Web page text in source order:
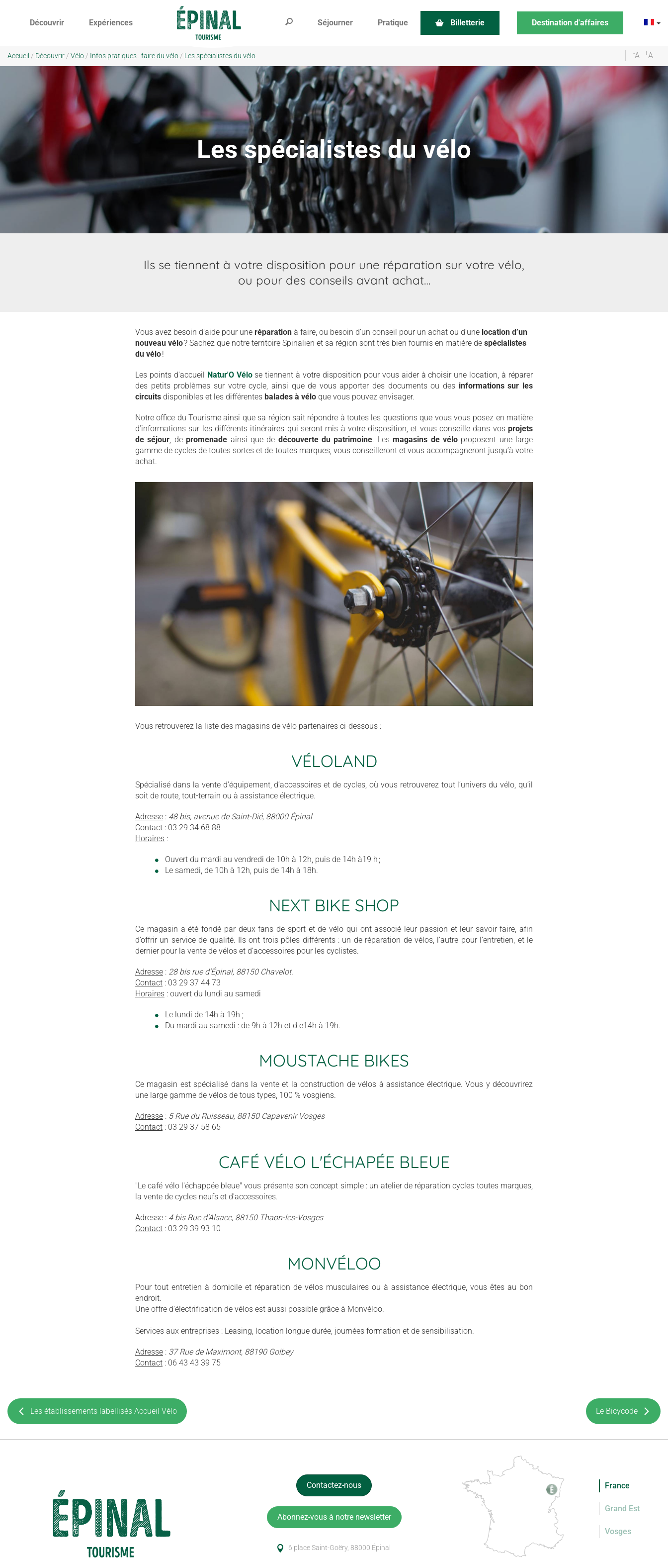
Découvrir Expériences Séjourner Pratique Billetterie Destination d'affaires
Accueil / Découvrir / Vélo / Infos pratiques : faire du vélo / Les spécialistes du vélo -A +A
Les spécialistes du vélo
Ils se tiennent à votre disposition pour une réparation sur votre vélo,
ou pour des conseils avant achat…
Vous avez besoin d’aide pour une réparation à faire, ou besoin d’un conseil pour un achat ou d’une location d’un
nouveau vélo? Sachez que notre territoire Spinalien et sa région sont très bien fournis en matière de spécialistes
du vélo!
Les points d'accueil Natur'O Vélose tiennent à votre disposition pour vous aider à choisir une location, à réparer
des petits problèmes sur votre cycle, ainsi que de vous apporter des documents ou des informations sur les
circuits disponibles et les différentes balades à vélo que vous pouvez envisager.
Notre office du Tourisme ainsi que sa région sait répondre à toutes les questions que vous vous posez en matière
d’informations sur les différents itinéraires qui seront mis à votre disposition, et vous conseille dans vos projets
de séjour, depromenade ainsi que de découverte du patrimoine. Lesmagasins de vélo proposent une large
gamme de cycles de toutes sortes et de toutes marques, vous conseilleront et vous accompagneront jusqu’à votre
achat.
Vous retrouverez la liste des magasins de vélo partenaires ci-dessous :
VÉLOLAND
Spécialisé dans la vente d’équipement, d’accessoires et de cycles, où vous retrouverez tout l’univers du vélo, qu’il
soit de route, tout-terrain ou à assistance électrique.
Adresse : 48 bis, avenue de Saint-Dié, 88000 Épinal
Contact : 03 29 34 68 88
Horaires :
Ouvert du mardi au vendredi de 10h à 12h, puis de 14h à19 h ;
Le samedi, de 10h à 12h, puis de 14h à 18h.
NEXT BIKE SHOP
Ce magasin a été fondé par deux fans de sport et de vélo qui ont associé leur passion et leur savoir-faire, afin
d’offrir un service de qualité. Ils ont trois pôles différents : un de réparation de vélos, l’autre pour l’entretien, et le
dernier pour la vente de vélos et d’accessoires pour les cyclistes.
Adresse : 28 bis rue d’Épinal, 88150 Chavelot.
Contact : 03 29 37 44 73
Horaires : ouvert du lundi au samedi
Le lundi de 14h à 19h ;
Du mardi au samedi : de 9h à 12h et d e14h à 19h.
MOUSTACHE BIKES
Ce magasin est spécialisé dans la vente et la construction de vélos à assistance électrique. Vous y découvrirez
une large gamme de vélos de tous types, 100 % vosgiens.
Adresse : 5 Rue du Ruisseau, 88150 Capavenir Vosges
Contact : 03 29 37 58 65
CAFÉ VÉLO L'ÉCHAPÉE BLEUE
"Le café vélo l'échappée bleue" vous présente son concept simple : un atelier de réparation cycles toutes marques,
la vente de cycles neufs et d'accessoires.
Adresse : 4 bis Rue d'Alsace, 88150 Thaon-les-Vosges
Contact : 03 29 39 93 10
MONVÉLOO
Pour tout entretien à domicile et réparation de vélos musculaires ou à assistance électrique, vous êtes au bon
endroit.
Une offre d'électrification de vélos est aussi possible grâce à Monvéloo.
Services aux entreprises : Leasing, location longue durée, journées formation et de sensibilisation.
Adresse : 37 Rue de Maximont, 88190 Golbey
Contact : 06 43 43 39 75
Les établissements labellisés Accueil Vélo Le Bicycode
Contactez-nous
Abonnez-vous à notre newsletter
6 place Saint-Goëry, 88000 Épinal
France
Grand Est
Vosges